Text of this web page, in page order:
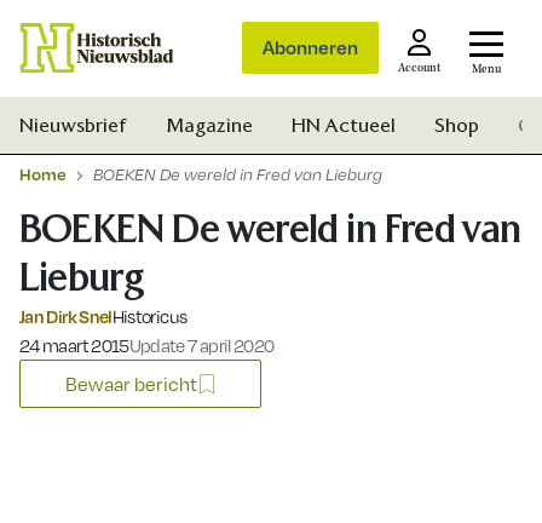
Abonneren
Account Menu
Nieuwsbrief Magazine HN Actueel Shop
Home BOEKEN De wereld in Fred van Lieburg
BOEKEN De wereld in Fred van
Lieburg
Jan Dirk SnelHistoricus
Gepubliceerd op:
24 maart 2015Update 7 april 2020
Bewaar bericht